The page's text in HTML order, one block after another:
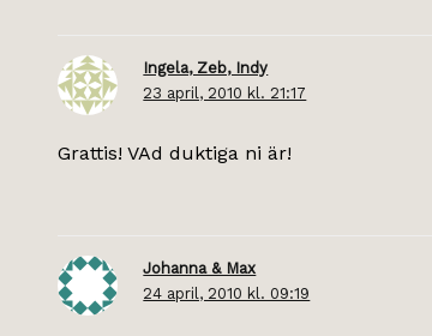
Ingela, Zeb, Indy
23 april, 2010 kl. 21:17
Grattis! VAd duktiga ni är!
Johanna & Max
24 april, 2010 kl. 09:19